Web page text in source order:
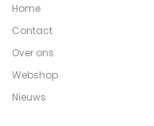
Home
Contact
Over ons
Webshop
Nieuws